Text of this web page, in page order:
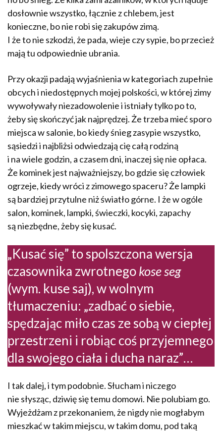
dosłownie wszystko, łącznie z chlebem, jest
konieczne, bo nie robi się zakupów zimą.
I że to nie szkodzi, że pada, wieje czy sypie, bo przecież
mają tu odpowiednie ubrania.
Przy okazji padają wyjaśnienia w kategoriach zupełnie
obcych i niedostępnych mojej polskości, w której zimy
wywoływały niezadowolenie i istniały tylko po to,
żeby się skończyć jak najprędzej. Że trzeba mieć sporo
miejsca w salonie, bo kiedy śnieg zasypie wszystko,
sąsiedzi i najbliżsi odwiedzają cię całą rodziną
i na wiele godzin, a czasem dni, inaczej się nie opłaca.
Że kominek jest najważniejszy, bo gdzie się człowiek
ogrzeje, kiedy wróci z zimowego spaceru? Że lampki
są bardziej przytulne niż światło górne. I że w ogóle
salon, kominek, lampki, świeczki, kocyki, zapachy
są niezbędne, żeby się kusać.
„Kusać się” to spolszczona wersja
czasownika zwrotnegokose seg
(wym. kuse saj), w wolnym
tłumaczeniu: „zadbać o siebie,
spędzając miło czas ze sobą w ciepłej
przestrzeni i robiąc coś przyjemnego
dla swojego ciała i ducha naraz”…
I tak dalej, i tym podobnie. Słucham i niczego
nie słysząc, dziwię się temu domowi. Nie polubiam go.
Wyjeżdżam z przekonaniem, że nigdy nie mogłabym
mieszkać w takim miejscu, w takim domu, pod taką